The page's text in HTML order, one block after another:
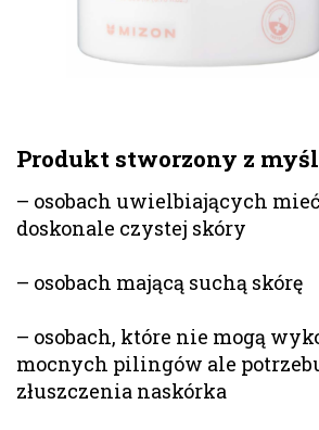
Produkt stworzony z
– osobach uwielbiających
doskonale czystej skóry
– osobach mającą suchą skórę
– osobach, które nie mogą
mocnych pilingów ale
złuszczenia naskórka